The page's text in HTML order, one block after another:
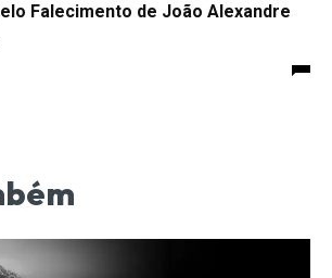
Falecimento de João Alexandre